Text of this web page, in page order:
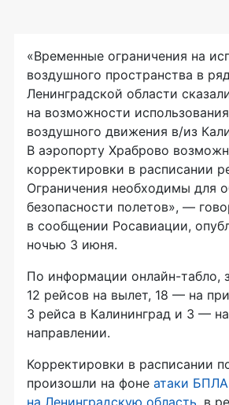
«Временные ограничения на
воздушного пространства в
Ленинградской области
на возможности
воздушного движения в/из
В аэропорту Храброво
корректировки в расписании
Ограничения необходимы для
безопасности полетов», —
в сообщении Росавиации,
ночью 3 июня.
По информации онлайн-табло,
12 рейсов на вылет, 18 — на
3 рейса в Калининград и 3 —
направлении.
Корректировки в расписании
произошли на фоне атаки БПЛА